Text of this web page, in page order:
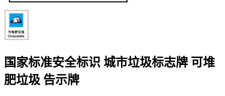
国家标准安全标识 城市垃圾标志牌 可堆
肥垃圾 告示牌